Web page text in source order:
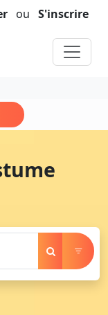
ou S'inscrire